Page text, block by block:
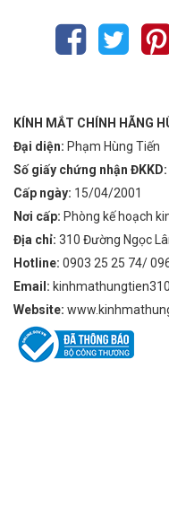
KÍNH MẮT CHÍNH HÃNG
Đại diện: Phạm Hùng Tiến
Số giấy chứng nhận ĐKKD:
Cấp ngày: 15/04/2001
Nơi cấp: Phòng kế hoạch
Địa chỉ: 310 Đường Ngọc
Hotline: 0903 25 25 74/
Email:
Website: